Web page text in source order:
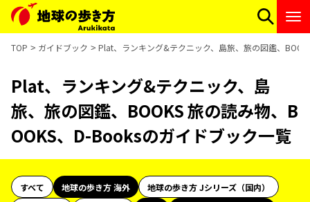
TOP ガイドブック Plat、ランキング&テクニック、島旅、旅の図鑑、
Plat、ランキング&テクニック、島
旅、旅の図鑑、BOOKS 旅の読み物、B
OOKS、D-Booksのガイドブック一覧
すべて 地球の歩き方 海外
地球の歩き方 Jシリーズ（国内）